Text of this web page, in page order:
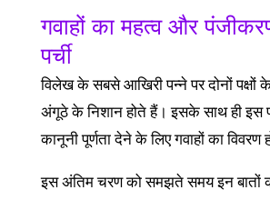
गवाहों का महत्व और
पर्ची
विलेख के सबसे आखिरी पन्ने पर दोनों पक्षों
अंगूठे के निशान होते हैं। इसके साथ ही इस
कानूनी पूर्णता देने के लिए गवाहों का विवरण
इस अंतिम चरण को समझते समय इन बातों